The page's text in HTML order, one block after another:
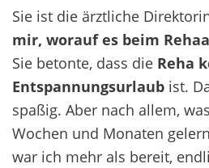
Sie ist die ärztliche
mir, worauf es beim
Sie betonte, dass die Reha
Entspannungsurlaub ist.
spaßig. Aber nach allem,
Wochen und Monaten
war ich mehr als bereit,